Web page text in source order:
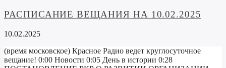
РАСПИСАНИЕ ВЕЩАНИЯ НА 10.02.2025
10.02.2025
(время московское) Красное Радио ведет круглосуточное
вещание! 0:00 Новости 0:05 День в истории 0:28